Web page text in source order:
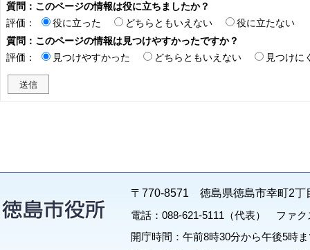
質問：このページの情報は役に立ちましたか？
評価：
役に立った どちらともいえない
役に立たない
質問：このページの情報は見つけやすかったですか？
評価：
見つけやすかった どちらともいえない 見つけに
〒770-8571 徳島県徳島市幸町2丁
電話：088-621-5111（代表） ファク
開庁時間：午前8時30分から午後5時